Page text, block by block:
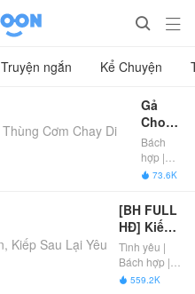
 
Truyện ngắn Kể Chuyện
Gả
Cho
Đại
Gia
Nông
Là
Thùng
Cơm
Chay
Di
Bách
hợp |
Cưới
yêu sau
| Vạn
người
mê |
Ngọt
ngào
 73.6K
[BH FULL
HĐ] Kiếp
Này Là
Hận, Kiếp
Sau Lại
Tình yêu |
Bách hợp |
Đã Full
 559.2K